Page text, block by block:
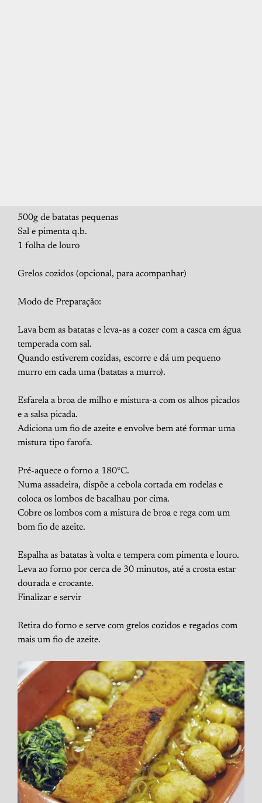
500g de batatas pequenas
Sal e pimenta q.b.
1 folha de louro
Grelos cozidos (opcional, para acompanhar)
Modo de Preparação:
Lava bem as batatas e leva-as a cozer com a casca em água
temperada com sal.
Quando estiverem cozidas, escorre e dá um pequeno
murro em cada uma (batatas a murro).
Esfarela a broa de milho e mistura-a com os alhos picados
e a salsa picada.
Adiciona um fio de azeite e envolve bem até formar uma
mistura tipo farofa.
Pré-aquece o forno a 180°C.
Numa assadeira, dispõe a cebola cortada em rodelas e
coloca os lombos de bacalhau por cima.
Cobre os lombos com a mistura de broa e rega com um
bom fio de azeite.
Espalha as batatas à volta e tempera com pimenta e louro.
Leva ao forno por cerca de 30 minutos, até a crosta estar
dourada e crocante.
Finalizar e servir
Retira do forno e serve com grelos cozidos e regados com
mais um fio de azeite.